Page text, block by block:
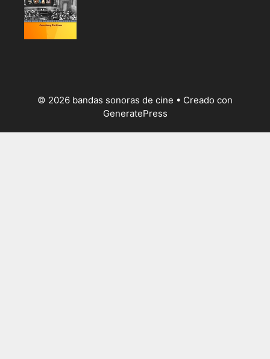
© 2026 bandas sonoras de cine • Creado con
GeneratePress